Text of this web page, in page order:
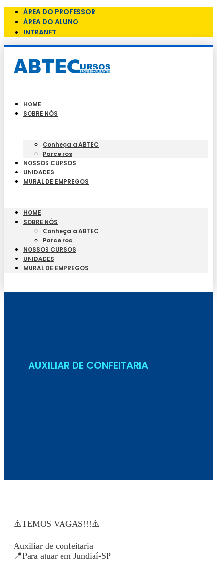
ÁREA DO PROFESSOR
ÁREA DO ALUNO
INTRANET
HOME
SOBRE NÓS
Conheça a ABTEC
Parceiros
NOSSOS CURSOS
UNIDADES
MURAL DE EMPREGOS
HOME
SOBRE NÓS
Conheça a ABTEC
Parceiros
NOSSOS CURSOS
UNIDADES
MURAL DE EMPREGOS
AUXILIAR DE CONFEITARIA
⚠️TEMOS VAGAS!!!⚠️
Auxiliar de confeitaria
📍Para atuar em Jundiaí-SP